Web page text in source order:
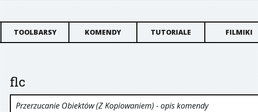
TOOLBARSY KOMENDY TUTORIALE FILMIKI
flc
Przerzucanie Obiektów (z Kopiowaniem) - opis komendy